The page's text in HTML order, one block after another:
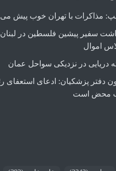
مذاکرات با تهران خوب پیش
سفیر پیشین فلسطین در لبنان
اموال
دریایی در نزدیکی سواحل عمان
دفتر پزشکیان: ادعای استعفای
محض است